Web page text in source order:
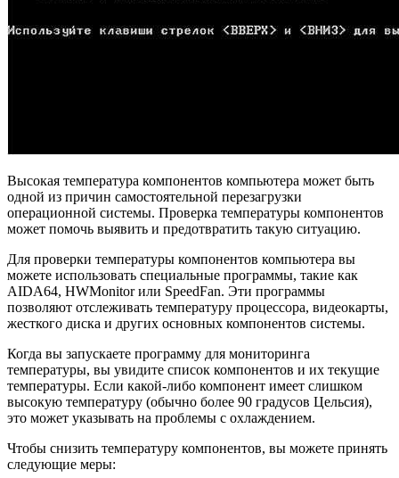
Высокая температура компонентов компьютера может быть
одной из причин самостоятельной перезагрузки
операционной системы. Проверка температуры компонентов
может помочь выявить и предотвратить такую ситуацию.
Для проверки температуры компонентов компьютера вы
можете использовать специальные программы, такие как
AIDA64, HWMonitor или SpeedFan. Эти программы
позволяют отслеживать температуру процессора, видеокарты,
жесткого диска и других основных компонентов системы.
Когда вы запускаете программу для мониторинга
температуры, вы увидите список компонентов и их текущие
температуры. Если какой-либо компонент имеет слишком
высокую температуру (обычно более 90 градусов Цельсия),
это может указывать на проблемы с охлаждением.
Чтобы снизить температуру компонентов, вы можете принять
следующие меры: